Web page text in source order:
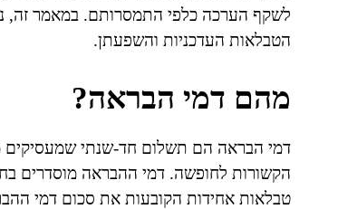
לשקף הערכה כלפי התמסרותם. במאמר זה,
הטבלאות העדכניות והשפעתן.
מהם דמי הבראה?
דמי הבראה הם תשלום חד-שנתי שמעסיקים
הקשורות לחופשה. דמי ההבראה מוסדרים
טבלאות אחידות הקובעות את סכום דמי